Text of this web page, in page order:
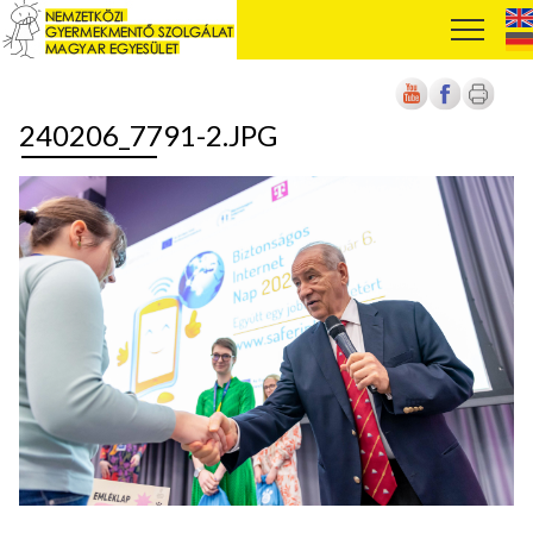
240206_7791-2.JPG